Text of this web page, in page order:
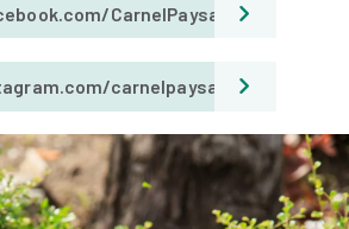
CarnelPaysages
carnelpaysages/